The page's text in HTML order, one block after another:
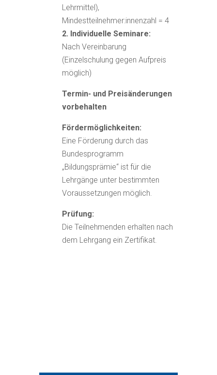
Lehrmittel),
Mindestteilnehmer:innenzahl = 4
2. Individuelle Seminare:
Nach Vereinbarung
(Einzelschulung gegen Aufpreis
möglich)
Termin- und Preisänderungen
vorbehalten
Fördermöglichkeiten:
Eine Förderung durch das
Bundesprogramm
„Bildungsprämie“ ist für die
Lehrgänge unter bestimmten
Voraussetzungen möglich.
Prüfung:
Die Teilnehmenden erhalten nach
dem Lehrgang ein Zertifikat.